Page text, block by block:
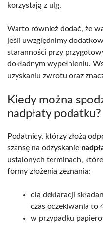
korzystają z ulg.
Warto również dodać, że
jeśli uwzględnimy
staranności przy
dokładnym wypełnieniu.
uzyskaniu zwrotu oraz
Kiedy można
nadpłaty podatku?
Podatnicy, którzy złożą
szansę na odzyskanie
ustalonych terminach,
formy złożenia zeznania:
dla deklaracji
czas oczekiwania to
w przypadku